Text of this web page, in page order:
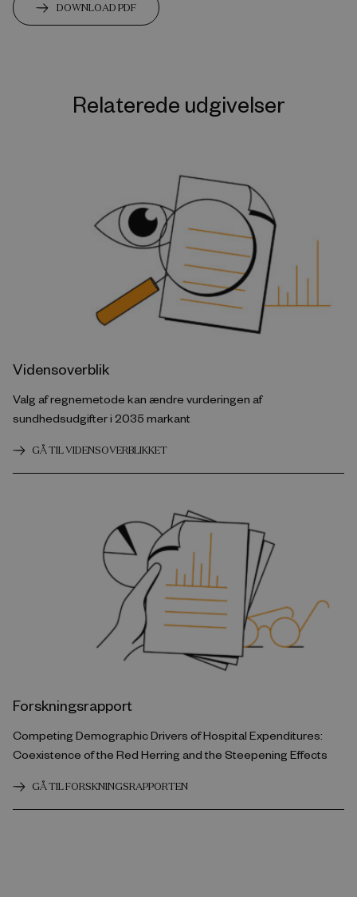
DOWNLOAD PDF
Relaterede udgivelser
Vidensoverblik
Valg af regnemetode kan ændre vurderingen af
sundhedsudgifter i 2035 markant
GÅ TIL VIDENSOVERBLIKKET
Forskningsrapport
Competing Demographic Drivers of Hospital Expenditures:
Coexistence of the Red Herring and the Steepening Effects
GÅ TIL FORSKNINGSRAPPORTEN